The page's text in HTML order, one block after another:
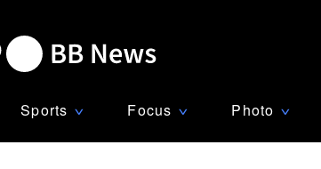
Sports ∨ Focus ∨ Photo ∨